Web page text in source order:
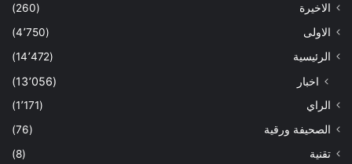
الاخيرة
(260)
الاولى
(4٬750)
الرئيسية
(14٬472)
اخبار (13٬056)
الراي
(1٬171)
الصحيفة ورقية
(76)
تقنية
(8)